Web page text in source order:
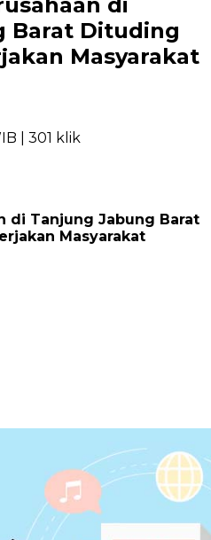
Barat Dituding
Masyarakat
| 301 klik
di Tanjung Jabung Barat
Masyarakat